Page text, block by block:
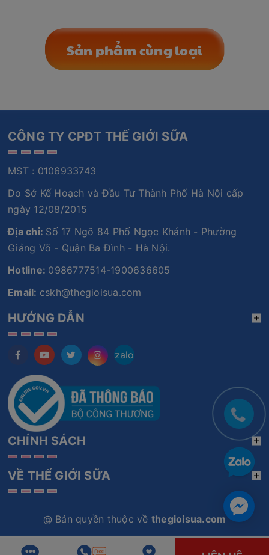
Sản phẩm cùng loại
CÔNG TY CPĐT THẾ GIỚI SỮA
MST : 0106933743
Do Sở Kế Hoạch và Đầu Tư Thành Phố Hà Nội cấp
ngày 12/08/2015
Địa chỉ: Số 17 Ngõ 84 Phố Ngọc Khánh - Phường
Giảng Võ - Quận Ba Đình - Hà Nội.
Hotline: 0986777514-1900636605
Email: cskh@thegioisua.com
HƯỚNG DẪN
zalo
CHÍNH SÁCH
VỀ THẾ GIỚI SỮA
@ Bản quyền thuộc về thegioisua.com